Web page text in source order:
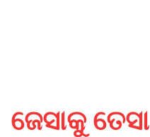
ଜେସାକୁ ତେସା